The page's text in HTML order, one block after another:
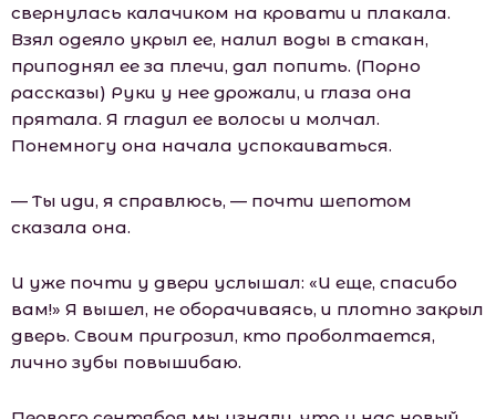
свернулась калачиком на кровати и плакала.
Взял одеяло укрыл ее, налил воды в стакан,
приподнял ее за плечи, дал попить. (Порно
рассказы) Руки у нее дрожали, и глаза она
прятала. Я гладил ее волосы и молчал.
Понемногу она начала успокаиваться.
— Ты иди, я справлюсь, — почти шепотом
сказала она.
И уже почти у двери услышал: «И еще, спасибо
вам!» Я вышел, не оборачиваясь, и плотно закрыл
дверь. Своим пригрозил, кто проболтается,
лично зубы повышибаю.